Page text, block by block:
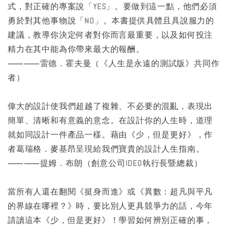
式，對正確的專案說「YES」。要做到這一點，他們必須
勇於對其他事物說「NO」。本書提供具體且具說服力的
建議，教導你決定何者對你而言最重要，以及如何投注
精力在其中能為你帶來最大的報酬。
⸺⸺雷德．霍夫曼（《人生是永遠的測試版》共同作
者）
偉大的設計使我們超越了複雜、不必要的混亂，表現出
簡單、清晰和有意義的意念。在設計你的人生時，道理
就如同設計一件產品一樣。藉由《少，但是更好》，作
者葛瑞格．麥基昂呈現給我們寶貴的設計人生指南。
⸺⸺提姆．布朗（創意公司IDEO執行長暨總裁）
當所有人還在翻閱《挺身而進》或《異數：超凡與平凡
的界線在哪裡？》時，要比別人更具競爭力的話，今年
請讀這本《少，但是更好》！學習如何辨別正確的事，